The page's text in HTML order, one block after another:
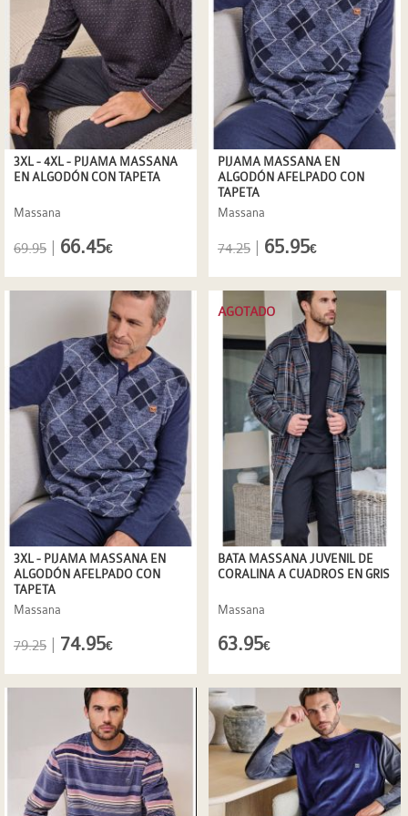
3XL - 4XL - PIJAMA MASSANA
EN ALGODÓN CON TAPETA
Massana
69.95 | 66.45€
PIJAMA MASSANA EN
ALGODÓN AFELPADO CON
TAPETA
Massana
74.25 | 65.95€
3XL - PIJAMA MASSANA EN
ALGODÓN AFELPADO CON
TAPETA
Massana
79.25 74.95€
BATA MASSANA JUVENIL DE
CORALINA A CUADROS EN GRIS
Massana
AGOTADO
63.95€